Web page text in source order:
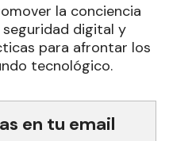
la conciencia
digital y
para afrontar los
tecnológico.
en tu email